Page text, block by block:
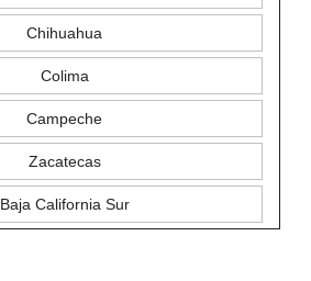
Chihuahua
Colima
Campeche
Zacatecas
Baja California Sur